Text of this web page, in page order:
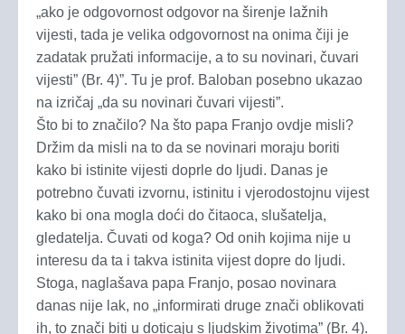
„ako je odgovornost odgovor na širenje lažnih
vijesti, tada je velika odgovornost na onima čiji je
zadatak pružati informacije, a to su novinari, čuvari
vijesti” (Br. 4)”. Tu je prof. Baloban posebno ukazao
na izričaj „da su novinari čuvari vijesti”.
Što bi to značilo? Na što papa Franjo ovdje misli?
Držim da misli na to da se novinari moraju boriti
kako bi istinite vijesti doprle do ljudi. Danas je
potrebno čuvati izvornu, istinitu i vjerodostojnu vijest
kako bi ona mogla doći do čitaoca, slušatelja,
gledatelja. Čuvati od koga? Od onih kojima nije u
interesu da ta i takva istinita vijest dopre do ljudi.
Stoga, naglašava papa Franjo, posao novinara
danas nije lak, no „informirati druge znači oblikovati
ih, to znači biti u doticaju s ljudskim životima” (Br. 4).